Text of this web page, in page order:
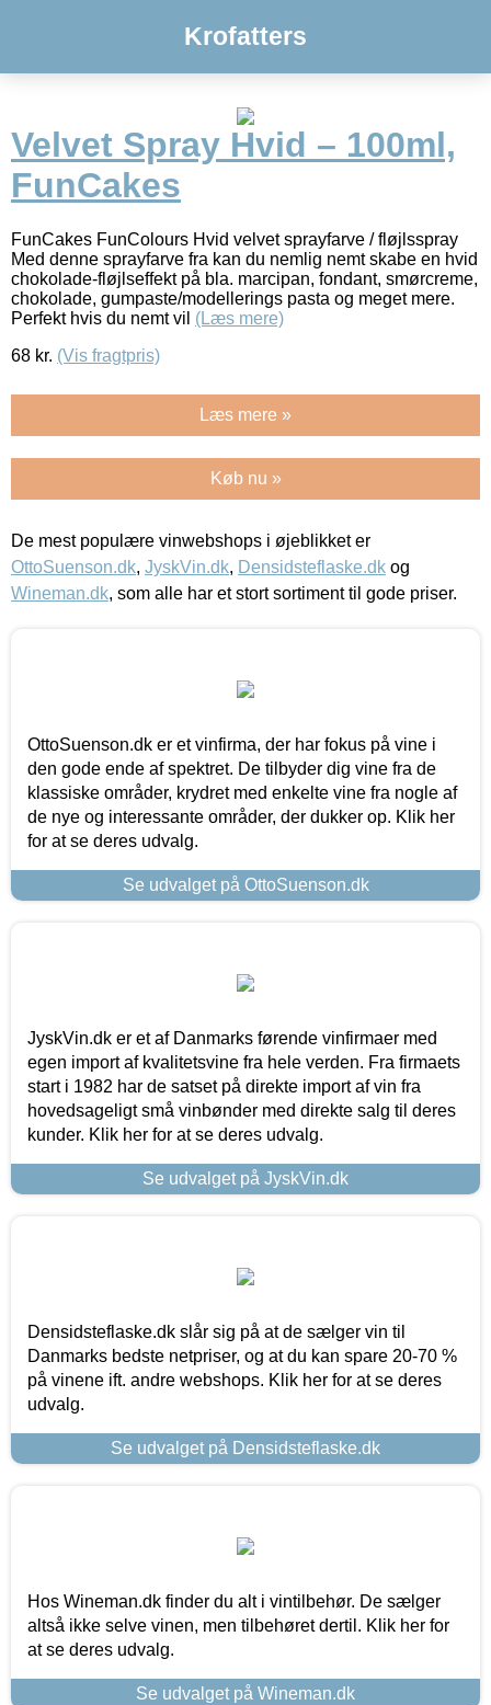
Krofatters
Velvet Spray Hvid – 100ml,
FunCakes
FunCakes FunColours Hvid velvet sprayfarve / fløjlsspray
Med denne sprayfarve fra kan du nemlig nemt skabe en hvid
chokolade-fløjlseffekt på bla. marcipan, fondant, smørcreme,
chokolade, gumpaste/modellerings pasta og meget mere.
Perfekt hvis du nemt vil (Læs mere)
68 kr. (Vis fragtpris)
Læs mere »
Køb nu »
De mest populære vinwebshops i øjeblikket er
OttoSuenson.dk, JyskVin.dk, Densidsteflaske.dk og
Wineman.dk, som alle har et stort sortiment til gode priser.
OttoSuenson.dk er et vinfirma, der har fokus på vine i
den gode ende af spektret. De tilbyder dig vine fra de
klassiske områder, krydret med enkelte vine fra nogle af
de nye og interessante områder, der dukker op. Klik her
for at se deres udvalg.
Se udvalget på OttoSuenson.dk
JyskVin.dk er et af Danmarks førende vinfirmaer med
egen import af kvalitetsvine fra hele verden. Fra firmaets
start i 1982 har de satset på direkte import af vin fra
hovedsageligt små vinbønder med direkte salg til deres
kunder. Klik her for at se deres udvalg.
Se udvalget på JyskVin.dk
Densidsteflaske.dk slår sig på at de sælger vin til
Danmarks bedste netpriser, og at du kan spare 20-70 %
på vinene ift. andre webshops. Klik her for at se deres
udvalg.
Se udvalget på Densidsteflaske.dk
Hos Wineman.dk finder du alt i vintilbehør. De sælger
altså ikke selve vinen, men tilbehøret dertil. Klik her for
at se deres udvalg.
Se udvalget på Wineman.dk